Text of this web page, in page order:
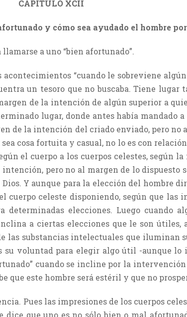
CAPÍTULO XCII
y cómo sea ayudado el hombre
a uno “bien afortunado”.
“cuando le sobreviene
un tesoro que no buscaba. Tiene lugar
de la intención de algún superior a
lugar, donde antes había mandado
de la intención del criado enviado, pero
cosa fortuita y casual, no lo es con
el cuerpo a los cuerpos celestes, según
pero no al margen de lo dispuesto
Y aunque para la elección del hombre
cuerpo celeste disponiendo, según que las
determinadas elecciones. Luego cuando
a ciertas elecciones que le son útiles,
substancias intelectuales que iluminan
voluntad para elegir algo útil -aunque lo
cuando se incline por la
que este hombre será estéril y que no
Pues las impresiones de los cuerpos
que uno es no sólo bien o mal